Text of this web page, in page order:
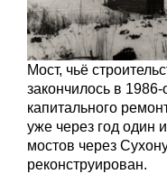
Мост, чьё
закончилось в
капитального
уже через год один
мостов через
реконструирован.